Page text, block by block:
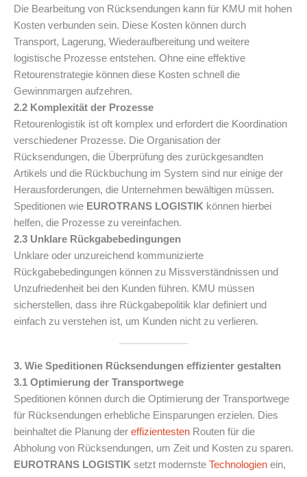
Die Bearbeitung von Rücksendungen kann für KMU mit hohen
Kosten verbunden sein. Diese Kosten können durch
Transport, Lagerung, Wiederaufbereitung und weitere
logistische Prozesse entstehen. Ohne eine effektive
Retourenstrategie können diese Kosten schnell die
Gewinnmargen aufzehren.
2.2 Komplexität der Prozesse
Retourenlogistik ist oft komplex und erfordert die Koordination
verschiedener Prozesse. Die Organisation der
Rücksendungen, die Überprüfung des zurückgesandten
Artikels und die Rückbuchung im System sind nur einige der
Herausforderungen, die Unternehmen bewältigen müssen.
Speditionen wie EUROTRANS LOGISTIK können hierbei
helfen, die Prozesse zu vereinfachen.
2.3 Unklare Rückgabebedingungen
Unklare oder unzureichend kommunizierte
Rückgabebedingungen können zu Missverständnissen und
Unzufriedenheit bei den Kunden führen. KMU müssen
sicherstellen, dass ihre Rückgabepolitik klar definiert und
einfach zu verstehen ist, um Kunden nicht zu verlieren.
3. Wie Speditionen Rücksendungen effizienter gestalten
3.1 Optimierung der Transportwege
Speditionen können durch die Optimierung der Transportwege
für Rücksendungen erhebliche Einsparungen erzielen. Dies
beinhaltet die Planung der effizientesten Routen für die
Abholung von Rücksendungen, um Zeit und Kosten zu sparen.
EUROTRANS LOGISTIK setzt modernste Technologien ein,